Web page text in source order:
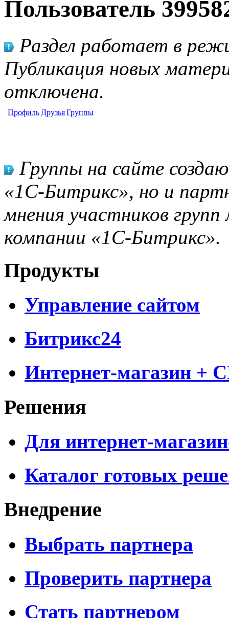
Пользователь
Раздел работает в
Публикация новых
отключена.
Профиль ДрузьяГруппы
Группы на сайте
«1С-Битрикс», но и
мнения участников
компании «1С-Битрикс».
Продукты
Управление сайтом
Битрикс24
Интернет-магазин +
Решения
Для интернет-
Каталог готовых
Внедрение
Выбрать партнера
Проверить партнера
Стать партнером